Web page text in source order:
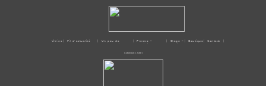
Vitrine | Fil d'actualité
| Un peu de
moi
| Presse –
Médias
| Stage –
Ateliers
| Boutique | Contact |
Collection « JOIE »